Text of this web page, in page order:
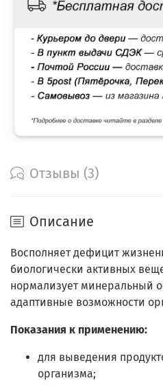
Отзывы (3)
Описание
Восполняет дефицит
биологически активных
нормализует минеральный
адаптивные возможности
Показания к применению:
для выведения
организма;